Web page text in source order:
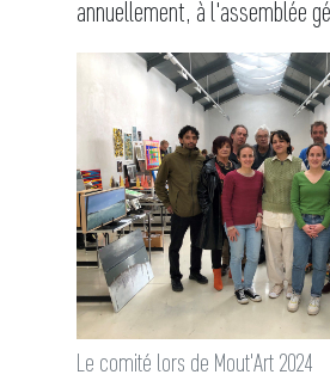
annuellement, à l'assemblée
Le comité lors de Mout'Art 2024